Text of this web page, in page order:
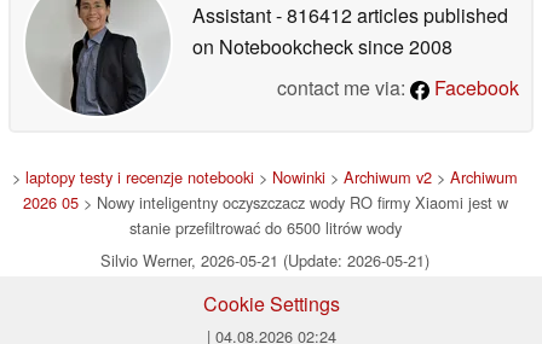
Assistant- 816412 articles published
on Notebookchecksince 2008
contact me via:
Facebook
> laptopy testy i recenzje notebooki > Nowinki > Archiwum v2 > Archiwum
2026 05> Nowy inteligentny oczyszczacz wody RO firmy Xiaomi jest w
stanie przefiltrować do 6500 litrów wody
Silvio Werner, 2026-05-21 (Update: 2026-05-21)
Cookie Settings
| 04.08.2026 02:24